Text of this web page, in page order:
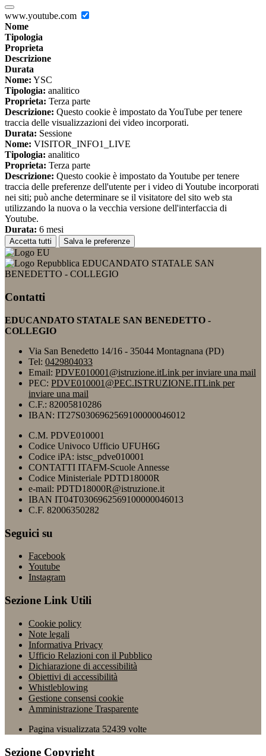
www.youtube.com
Nome
Tipologia
Proprieta
Descrizione
Durata
Nome: YSC
Tipologia: analitico
Proprieta: Terza parte
Descrizione: Questo cookie è impostato da YouTube per tenere
traccia delle visualizzazioni dei video incorporati.
Durata: Sessione
Nome: VISITOR_INFO1_LIVE
Tipologia: analitico
Proprieta: Terza parte
Descrizione: Questo cookie è impostato da Youtube per tenere
traccia delle preferenze dell'utente per i video di Youtube incorporati
nei siti; può anche determinare se il visitatore del sito web sta
utilizzando la nuova o la vecchia versione dell'interfaccia di
Youtube.
Durata: 6 mesi
Accetta tutti Salva le preferenze
EDUCANDATO STATALE SAN
BENEDETTO - COLLEGIO
Contatti
EDUCANDATO STATALE SAN BENEDETTO -
COLLEGIO
Via San Benedetto 14/16 - 35044 Montagnana (PD)
Tel: 0429804033
Email: PDVE010001@istruzione.itLink per inviare una mail
PEC: PDVE010001@PEC.ISTRUZIONE.ITLink per
inviare una mail
C.F.: 82005810286
IBAN: IT27S0306962569100000046012
C.M. PDVE010001
Codice Univoco Ufficio UFUH6G
Codice iPA: istsc_pdve010001
CONTATTI ITAFM-Scuole Annesse
Codice Ministeriale PDTD18000R
e-mail: PDTD18000R@istruzione.it
IBAN IT04T0306962569100000046013
C.F. 82006350282
Seguici su
Facebook
Youtube
Instagram
Sezione Link Utili
Cookie policy
Note legali
Informativa Privacy
Ufficio Relazioni con il Pubblico
Dichiarazione di accessibilità
Obiettivi di accessibilità
Whistleblowing
Gestione consensi cookie
Amministrazione Trasparente
Pagina visualizzata 52439 volte
Sezione Copyright